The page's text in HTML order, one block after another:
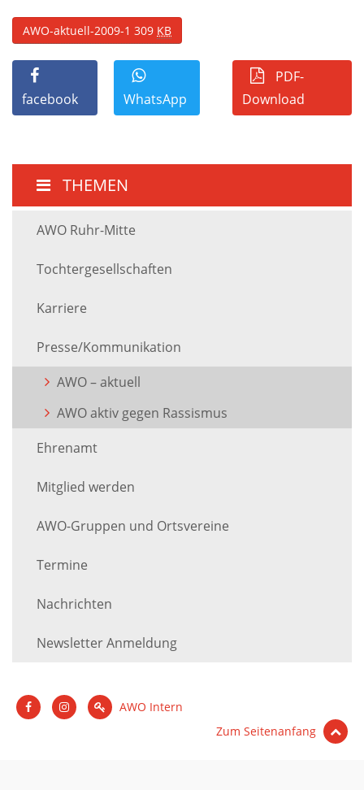
AWO-aktuell-2009-1 309 KB
facebook WhatsApp
PDF-
Download
THEMEN
AWO Ruhr-Mitte
Tochtergesellschaften
Karriere
Presse/Kommunikation
AWO – aktuell
AWO aktiv gegen Rassismus
Ehrenamt
Mitglied werden
AWO-Gruppen und Ortsvereine
Termine
Nachrichten
Newsletter Anmeldung
AWO Intern
Zum Seitenanfang